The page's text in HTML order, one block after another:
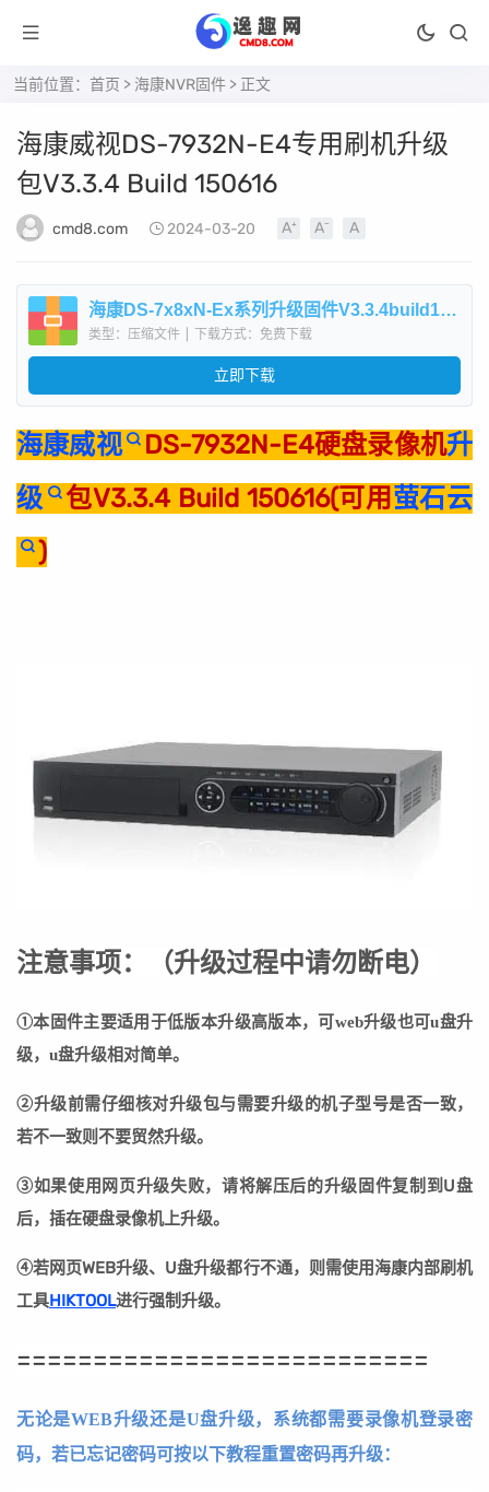
当前位置： 首页 > 海康NVR固件 > 正文
海康威视DS-7932N-E4专用刷机升级
包V3.3.4 Build 150616
cmd8.com 2024-03-20
海康DS-7x8xN-Ex系列升级固件V3.3.4build150616.zip
类型：压缩文件 下载方式：免费下载
立即下载
海康威视 DS-7932N-E4硬盘录像机升
级
包V3.3.4 Build 150616(可用 萤石云
)
注意事项： （升级过程中请勿断电）
①本固件主要适用于低版本升级高版本，可web升级也可u盘升
级，u盘升级相对简单。
②升级前需仔细核对升级包与需要升级的机子型号是否一致，
若不一致则不要贸然升级。
③如果使用网页升级失败，请将解压后的升级固件复制到U盘
后，插在硬盘录像机上升级。
④若网页WEB升级、U盘升级都行不通，则需使用海康内部刷机
工具HIKTOOL进行强制升级。
===========================
无论是WEB升级还是U盘升级，系统都需要录像机登录密
码，若已忘记密码可按以下教程重置密码再升级：